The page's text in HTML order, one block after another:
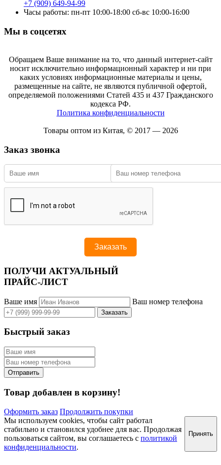
+7 (909) 649-94-99
Часы работы: пн-пт 10:00-18:00 сб-вс 10:00-16:00
Мы в соцсетях
Обращаем Ваше внимание на то, что данный интернет-сайт
носит исключительно информационный характер и ни при
каких условиях информационные материалы и цены,
размещенные на сайте, не являются публичной офертой,
определяемой положениями Статей 435 и 437 Гражданского
кодекса РФ.
Политика конфиденциальности
Товары оптом из Китая, © 2017 — 2026
Заказ звонка
ПОЛУЧИ АКТУАЛЬНЫЙ
ПРАЙС-ЛИСТ
Ваше имя Ваш номер телефона
Быстрый заказ
Товар добавлен в корзину!
Оформить заказ Продолжить покупки
Мы используем cookies, чтобы сайт работал
стабильно и становился удобнее для вас. Продолжая
пользоваться сайтом, вы соглашаетесь с политикой
конфиденциальности.
Принять